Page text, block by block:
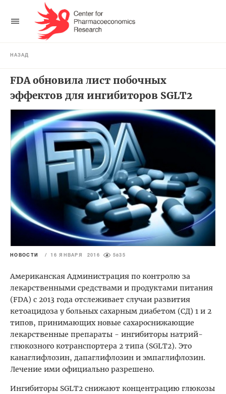
НАЗАД
FDA обновила лист побочных
эффектов для ингибиторов SGLT2
НОВОСТИ / 16 ЯНВАРЯ 2016 5835
Американская Администрация по контролю за
лекарственными средствами и продуктами питания
(FDA) с 2013 года отслеживает случаи развития
кетоацидоза у больных сахарным диабетом (СД) 1 и 2
типов, принимающих новые сахароснижающие
лекарственные препараты - ингибиторы натрий-
глюкозного котранспортера 2 типа (SGLT2). Это
канаглифлозин, дапаглифлозин и эмпаглифлозин.
Лечение ими официально разрешено.
Ингибиторы SGLT2 снижают концентрацию глюкозы